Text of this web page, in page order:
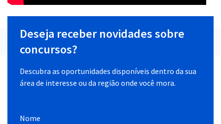
Deseja receber novidades sobre
concursos?
Descubra as oportunidades disponíveis dentro da sua
área de interesse ou da região onde você mora.
Nome